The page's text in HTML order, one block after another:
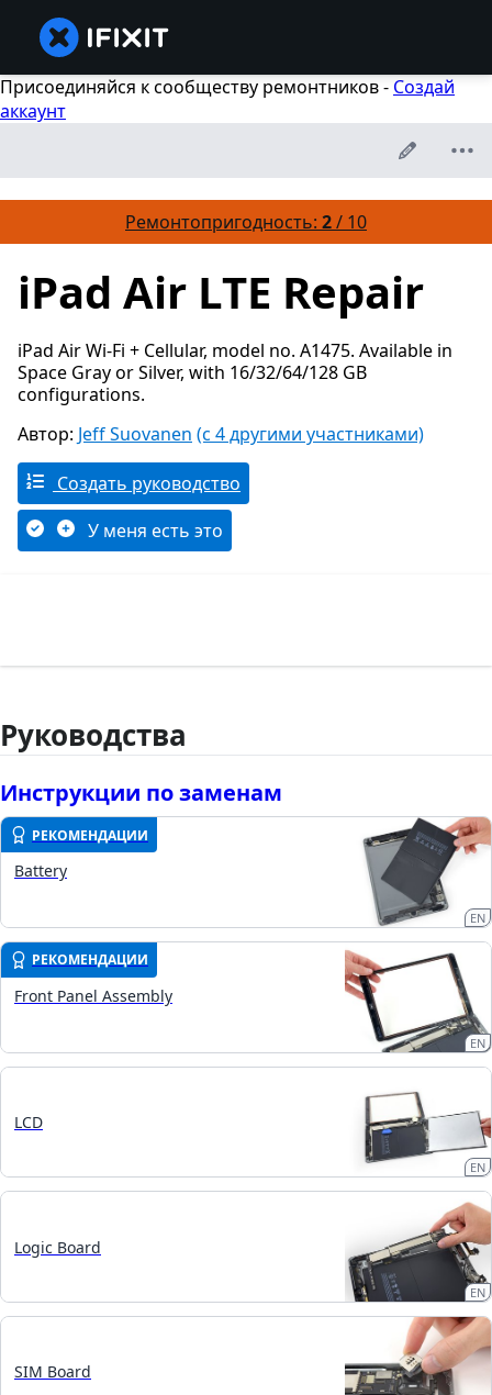
Присоединяйся к сообществу ремонтников - Создай
аккаунт
Ремонтопригодность: 2/ 10
iPad Air LTE Repair
iPad Air Wi-Fi + Cellular, model no. A1475. Available in
Space Gray or Silver, with 16/32/64/128 GB
configurations.
Автор: Jeff Suovanen (с 4 другими участниками)
Создать руководство
У меня есть это
Руководства
Инструкции по заменам
РЕКОМЕНДАЦИИ
Battery
EN
РЕКОМЕНДАЦИИ
Front Panel Assembly
EN
LCD
EN
Logic Board
EN
SIM Board